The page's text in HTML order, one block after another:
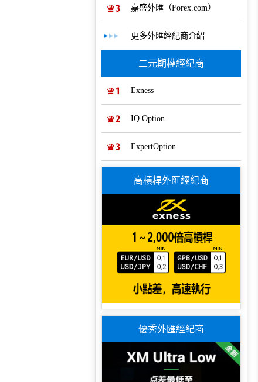
嘉盛外匯（Forex.com）
更多外匯經紀商介紹
二元期權經紀商
Exness
IQ Option
ExpertOption
高槓桿外匯經紀商
優秀外匯經紀商